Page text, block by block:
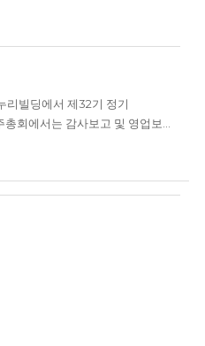
리빌딩에서 제32기 정기
5호(감사 추가선임의 건) 및
의안 정관 변경 안건이 원안대로